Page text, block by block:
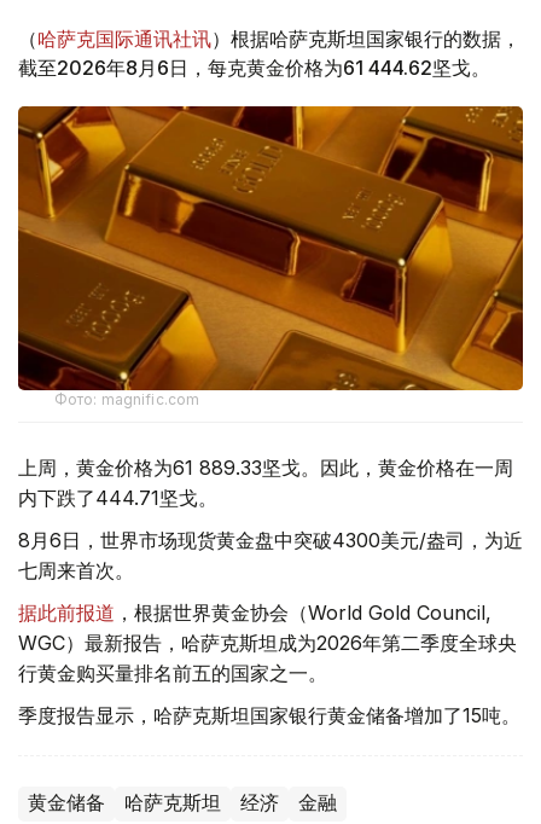
（哈萨克国际通讯社讯）根据哈萨克斯坦国家银行的数据，
截至2026年8月6日，每克黄金价格为61 444.62坚戈。
Фото: magnific.com
上周，黄金价格为61 889.33坚戈。因此，黄金价格在一周
内下跌了444.71坚戈。
8月6日，世界市场现货黄金盘中突破4300美元/盎司，为近
七周来首次。
据此前报道 ，根据世界黄金协会（World Gold Council,
WGC）最新报告，哈萨克斯坦成为2026年第二季度全球央
行黄金购买量排名前五的国家之一。
季度报告显示，哈萨克斯坦国家银行黄金储备增加了15吨。
黄金储备 哈萨克斯坦 经济 金融